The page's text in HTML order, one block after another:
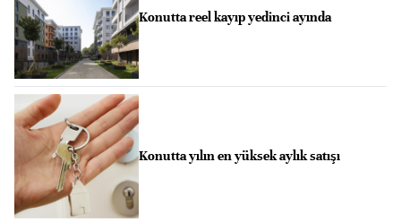
Konutta reel kayıp yedinci ayında
Konutta yılın en yüksek aylık satışı